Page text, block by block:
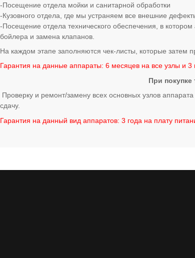
-Посещение отдела мойки и санитарной обработки
-Кузовного отдела, где мы устраняем все внешние
-Посещение отдела технического обеспечения, в
бойлера и замена клапанов.
На каждом этапе заполняются чек-листы, которые затем
Гарантия на данные аппараты: 6 месяцев на все узлы и 3
При покупке
Проверку и ремонт/замену всех основных узлов
сдачу.
Гарантия на данный вид аппаратов: 3 года на плату
оборудования. Купить. Консультация по любым вопросам.